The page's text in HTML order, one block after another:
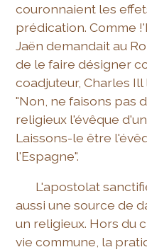
couronnaient les
prédication. Comme
Jaën demandait au
de le faire désigner
coadjuteur, Charles
"Non, ne faisons pas
religieux l'évêque
Laissons-le être
l'Espagne".
L'apostolat
aussi une source de
un religieux. Hors du
vie commune, la